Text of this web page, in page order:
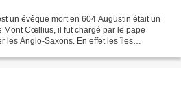
un évêque mort en 604 Augustin était un
Mont Cœllius, il fut chargé par le pape
les Anglo-Saxons. En effet les îles